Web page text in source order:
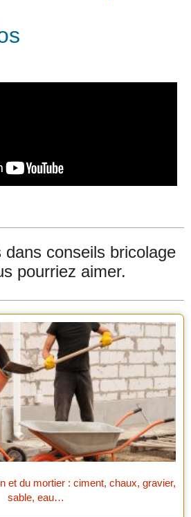
dans conseils bricolage
pourriez aimer.
et du mortier : ciment, chaux, gravier,
sable, eau…